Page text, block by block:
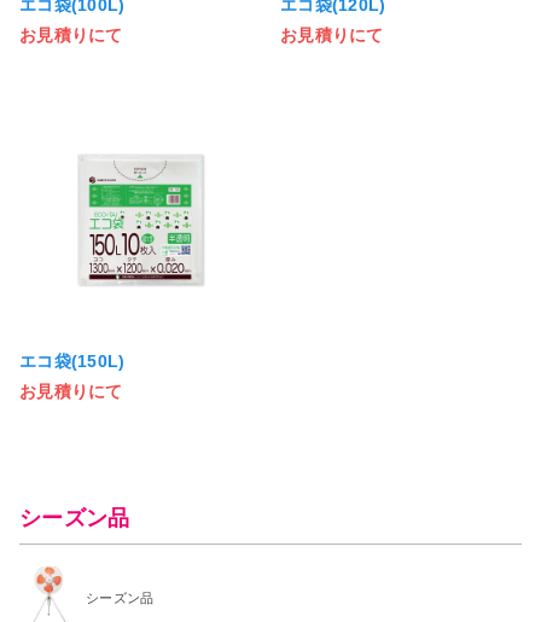
エコ袋(100L)
お見積りにて
エコ袋(120L)
お見積りにて
エコ袋(150L)
お見積りにて
シーズン品
シーズン品